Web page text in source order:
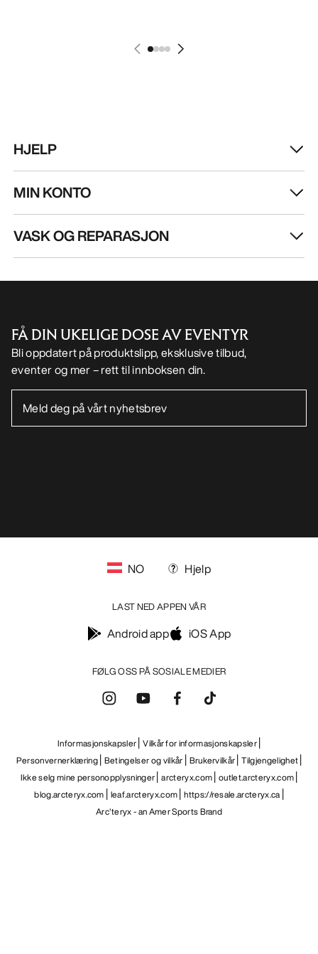
HJELP
MIN KONTO
VASK OG REPARASJON
FÅ DIN UKELIGE DOSE AV EVENTYR
Bli oppdatert på produktslipp, eksklusive tilbud,
eventer og mer – rett til innboksen din.
FØLG OSS PÅ SOSIALE MEDIER
NO Hjelp
LAST NED APPEN VÅR
Android app iOS App
Informasjonskapsler Vilkår for informasjonskapsler
Personvernerklæring Betingelser og vilkår Brukervilkår Tilgjengelighet
Ikke selg mine personopplysninger arcteryx.com outlet.arcteryx.com
blog.arcteryx.com leaf.arcteryx.com https://resale.arcteryx.ca
Arc'teryx - an Amer Sports Brand